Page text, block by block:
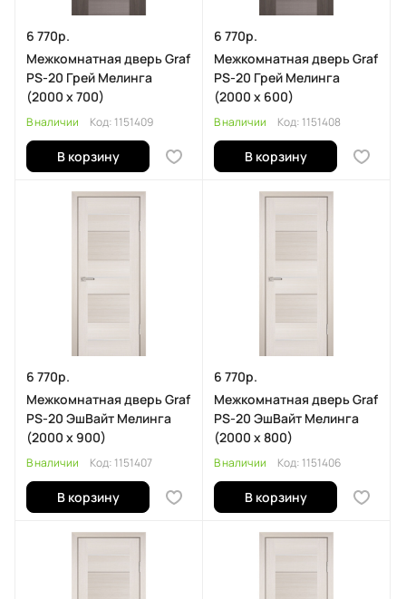
6 770р.
Межкомнатная дверь Graf
PS-20 Грей Мелинга
(2000 х 700)
В наличии Код: 1151409
В корзину
6 770р.
Межкомнатная дверь Graf
PS-20 Грей Мелинга
(2000 х 600)
В наличии Код: 1151408
В корзину
6 770р.
Межкомнатная дверь Graf
PS-20 ЭшВайт Мелинга
(2000 х 900)
В наличии Код: 1151407
В корзину
6 770р.
Межкомнатная дверь Graf
PS-20 ЭшВайт Мелинга
(2000 х 800)
В наличии Код: 1151406
В корзину